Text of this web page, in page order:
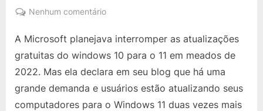
on
Nenhum comentárioem
Até
Quando
Microsoft
Irá
Disponibilizar
A Microsoft planejava interromper as atualizações
gratuitas do windows 10 para o 11 em meados de
2022. Mas ela declara em seu blog que há uma
grande demanda e usuários estão atualizando seus
computadores para o Windows 11 duas vezes mais